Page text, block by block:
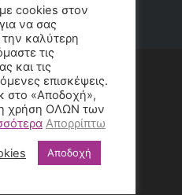
cookies στον
να σας
καλύτερη
τις
και τις
επισκέψεις.
στο «Αποδοχή»,
χρήση ΟΛΩΝ των
Απορρίπτω
Αποδοχή